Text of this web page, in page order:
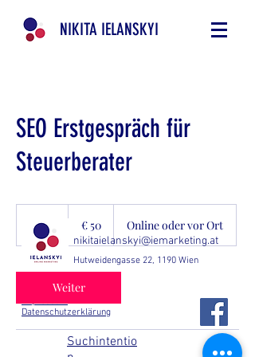
NIKITA IELANSKYI
SEO Erstgespräch für
Steuerberater
1 Std.
S
t
d
€ 50 Online oder vor Ort
Weiter
nikitaielanskyi@iemarketing.at
Hutweidengasse 22, 1190 Wien
Impressum
Datenschutzerklärung
Suchintentio